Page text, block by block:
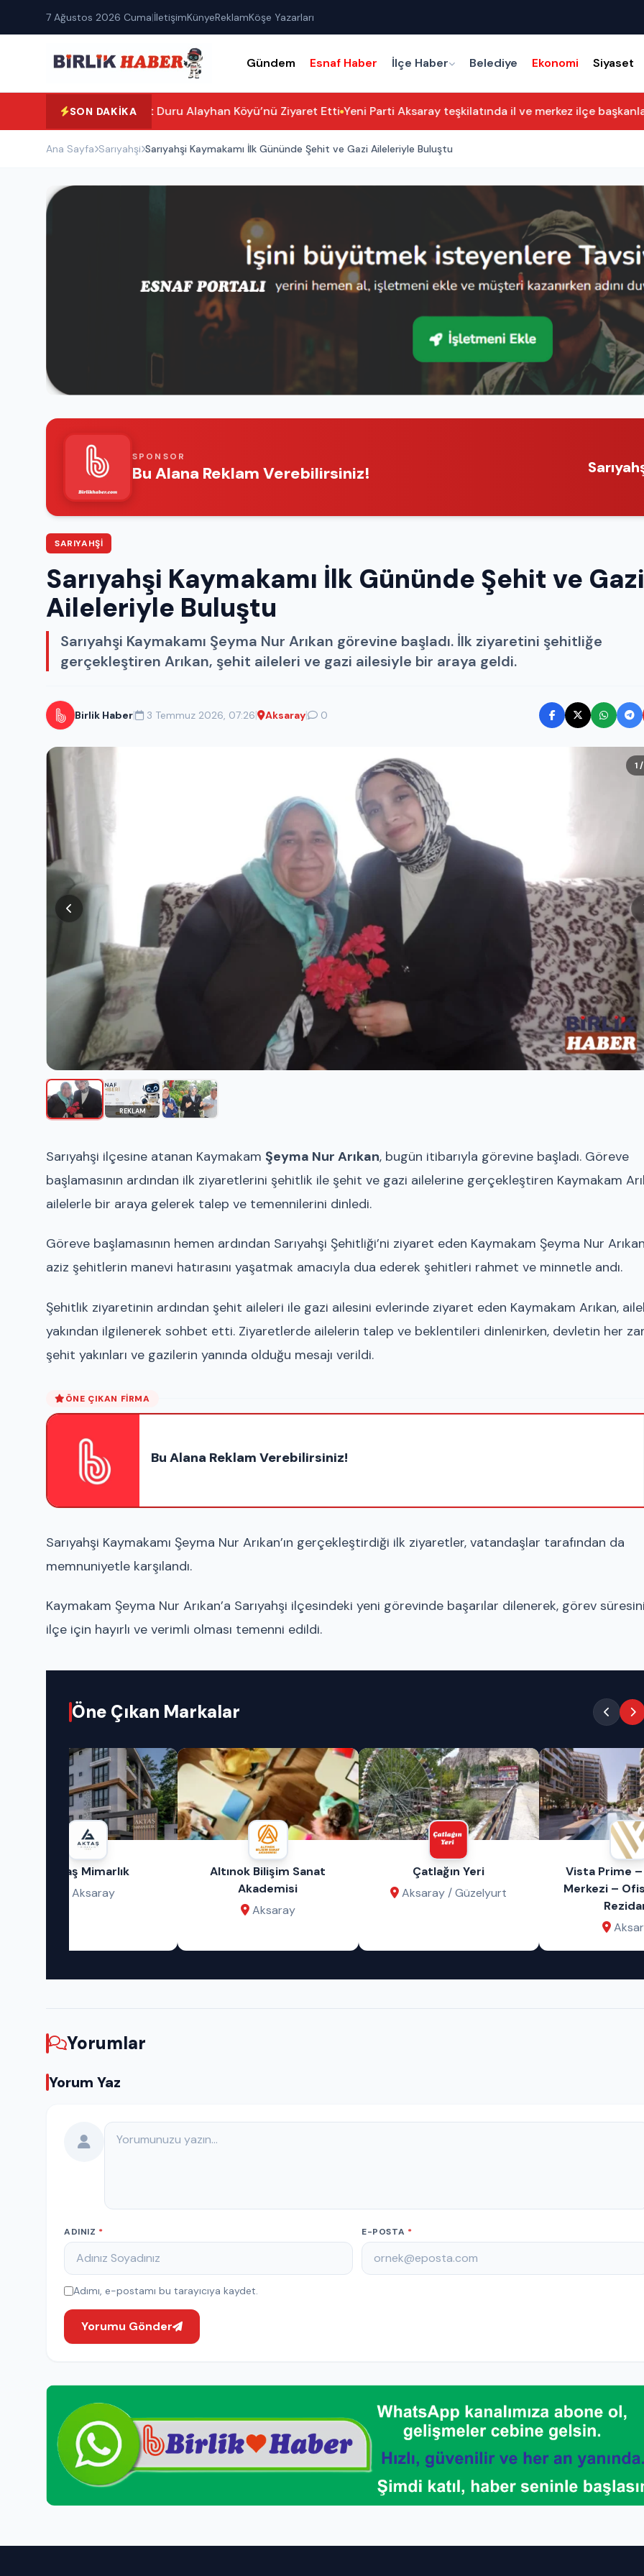
7 Ağustos 2026 Cuma|İletişimKünyeReklamKöşe Yazarları
Gündem Esnaf Haber İlçe Haber Belediye Ekonomi Siyaset
SON DAKIKA
Vali Murat Duru Alayhan Köyü’nü Ziyaret Etti Yeni Parti Aksaray teşkilatında il ve merkez ilçe başkanları
Ana Sayfa Sarıyahşi Sarıyahşi Kaymakamı İlk Gününde Şehit ve Gazi Aileleriyle Buluştu
SPONSOR
Bu Alana Reklam Verebilirsiniz!
SARIYAHŞI
Sarıyahşi Kaymakamı İlk Gününde Şehit ve Gazi
Aileleriyle Buluştu
Sarıyahşi Kaymakamı Şeyma Nur Arıkan görevine başladı. İlk ziyaretini şehitliğe
gerçekleştiren Arıkan, şehit aileleri ve gazi ailesiyle bir araya geldi.
Birlik Haber| 3 Temmuz 2026, 07:26| Aksaray| 0
1
REKLAM
Sarıyahşi ilçesine atanan Kaymakam Şeyma Nur Arıkan, bugün itibarıyla görevine başladı. Göreve
başlamasının ardından ilk ziyaretlerini şehitlik ile şehit ve gazi ailelerine gerçekleştiren Kaymakam
ailelerle bir araya gelerek talep ve temennilerini dinledi.
Göreve başlamasının hemen ardından Sarıyahşi Şehitliği’ni ziyaret eden Kaymakam Şeyma Nur
aziz şehitlerin manevi hatırasını yaşatmak amacıyla dua ederek şehitleri rahmet ve minnetle andı.
Şehitlik ziyaretinin ardından şehit aileleri ile gazi ailesini evlerinde ziyaret eden Kaymakam Arıkan,
yakından ilgilenerek sohbet etti. Ziyaretlerde ailelerin talep ve beklentileri dinlenirken, devletin her
şehit yakınları ve gazilerin yanında olduğu mesajı verildi.
ÖNE ÇIKAN FIRMA
Bu Alana Reklam Verebilirsiniz!
Sarıyahşi Kaymakamı Şeyma Nur Arıkan’ın gerçekleştirdiği ilk ziyaretler, vatandaşlar tarafından da
memnuniyetle karşılandı.
Kaymakam Şeyma Nur Arıkan’a Sarıyahşi ilçesindeki yeni görevinde başarılar dilenerek, görev
ilçe için hayırlı ve verimli olması temenni edildi.
Öne Çıkan Markalar
Altınok Bilişim Sanat
Çatlağın Yeri
Aksaray / Güzelyurt
Vista Prime – Alışveriş
Merkezi – Ofis – Otel –
Yorumlar
Yorum Yaz
Yorumunuz
ADINIZ * E-POSTA *
Adımı, e-postamı bu tarayıcıya kaydet.
Yorumu Gönder